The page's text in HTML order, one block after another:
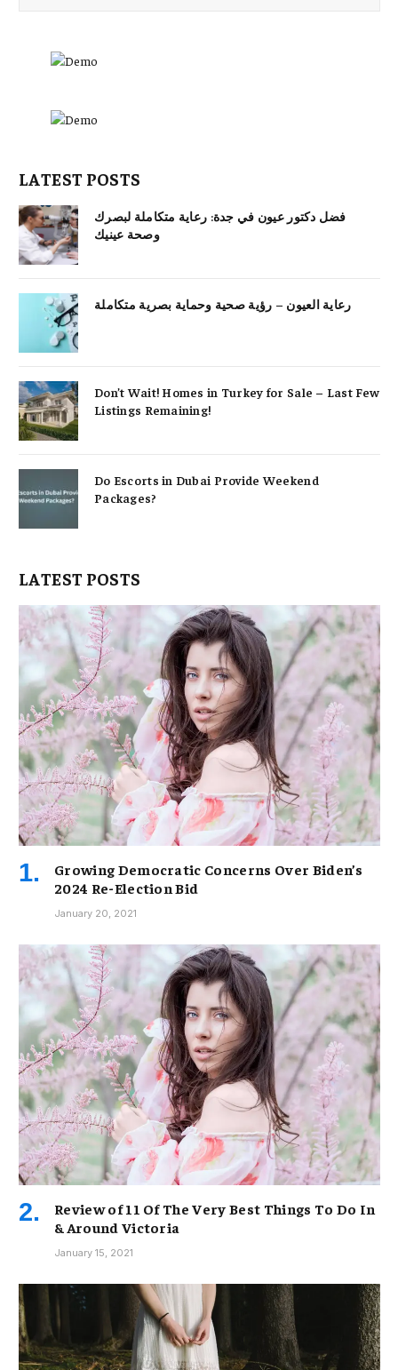
LATEST POSTS
فضل دكتور عيون في جدة: رعاية متكاملة لبصرك
وصحة عينيك
رعاية العيون – رؤية صحية وحماية بصرية متكاملة
Don’t Wait! Homes in Turkey for Sale – Last Few
Listings Remaining!
Do Escorts in Dubai Provide Weekend
Packages?
LATEST POSTS
Growing Democratic Concerns Over Biden’s
2024 Re-Election Bid
January 20, 2021
Review of 11 Of The Very Best Things To Do In
& Around Victoria
January 15, 2021